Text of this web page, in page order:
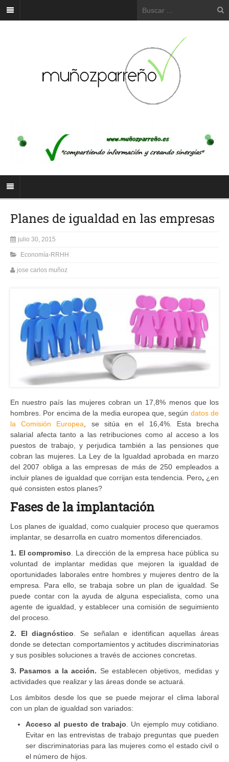
Planes de igualdad en las empresas
julio 30, 2015
Economía-RRHH
jose carlos muñoz
En nuestro país las mujeres cobran un 17,8% menos que los
hombres. Por encima de la media europea que, según datos de
la Comisión Europea , se sitúa en el 16,4%. Esta brecha
salarial afecta tanto a las retribuciones como al acceso a los
puestos de trabajo, y perjudica también a las pensiones que
cobran las mujeres. La Ley de la Igualdad aprobada en marzo
del 2007 obliga a las empresas de más de 250 empleados a
incluir planes de igualdad que corrijan esta tendencia. Pero, ¿en
qué consisten estos planes?
Fases de la implantación
Los planes de igualdad, como cualquier proceso que queramos
implantar, se desarrolla en cuatro momentos diferenciados.
1. El compromiso . La dirección de la empresa hace pública su
voluntad de implantar medidas que mejoren la igualdad de
oportunidades laborales entre hombres y mujeres dentro de la
empresa. Para ello, se trabaja sobre un plan de igualdad. Se
puede contar con la ayuda de alguna especialista, como una
agente de igualdad, y establecer una comisión de seguimiento
del proceso.
2. Eldiagnóstico . Se señalan e identifican aquellas áreas
donde se detectan comportamientos y actitudes discriminatorias
y sus posibles soluciones a través de acciones concretas.
3. Pasamos a la acción. Se establecen objetivos, medidas y
actividades que realizar y las áreas donde se actuará.
Los ámbitos desde los que se puede mejorar el clima laboral
con un plan de igualdad son variados:
Acceso al puesto de trabajo . Un ejemplo muy cotidiano.
Evitar en las entrevistas de trabajo preguntas que pueden
ser discriminatorias para las mujeres como el estado civil o
el número de hijos.